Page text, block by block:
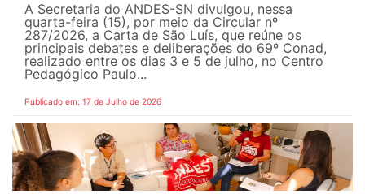
A Secretaria do ANDES-SN divulgou, nessa
quarta-feira (15), por meio da Circular nº
287/2026, a Carta de São Luís, que reúne os
principais debates e deliberações do 69º Conad,
realizado entre os dias 3 e 5 de julho, no Centro
Pedagógico Paulo...
Publicado em: 17 de Julho de 2026